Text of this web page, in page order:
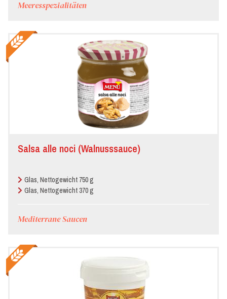
Meeresspezialitäten
Salsa alle noci (Walnusssauce)
Glas, Nettogewicht 750 g
Glas, Nettogewicht 370 g
Mediterrane Saucen